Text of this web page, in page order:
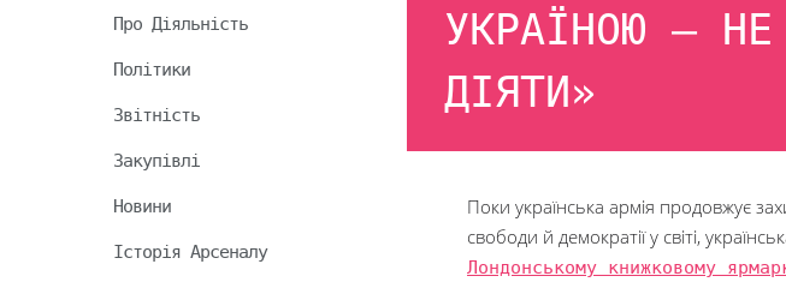
Про Діяльність
Політики
Звітність
Закупівлі
Новини
Історія Арсеналу
УКРАЇНОЮ –
ДІЯТИ»
Поки українська армія продовжує
свободи й демократії у світі,
Лондонському книжковому